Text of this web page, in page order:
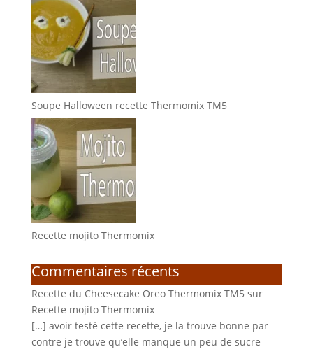
Soupe Halloween recette Thermomix TM5
Recette mojito Thermomix
Commentaires récents
Recette du Cheesecake Oreo Thermomix TM5 sur
Recette mojito Thermomix
[…] avoir testé cette recette, je la trouve bonne par
contre je trouve qu’elle manque un peu de sucre